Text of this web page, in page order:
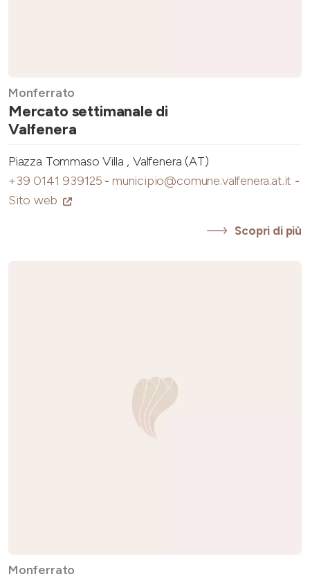
Monferrato
Mercato settimanale di
Valfenera
Piazza Tommaso Villa , Valfenera (AT)
+39 0141 939125 - municipio@comune.valfenera.at.it -
Sito web
Scopri di più
Monferrato